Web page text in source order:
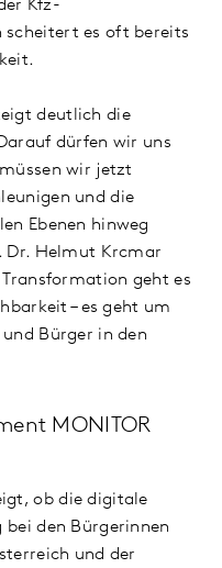
Kfz-
es oft bereits
deutlich die
dürfen wir uns
wir jetzt
und die
Ebenen hinweg
Dr. Helmut Krcmar
geht es
– es geht um
Bürger in den
MONITOR
ob die digitale
bei den Bürgerinnen
und der